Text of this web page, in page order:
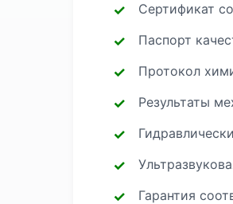
Сертификат
Паспорт
Протокол
Результаты
Гарантия